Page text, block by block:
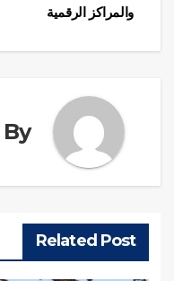
والمراكز الرقمية
By
Related Post